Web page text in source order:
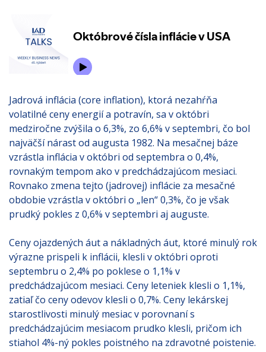
Jadrová inflácia (core inflation), ktorá nezahŕňa
volatilné ceny energií a potravín, sa v októbri
medziročne zvýšila o 6,3%, zo 6,6% v septembri, čo bol
najväčší nárast od augusta 1982. Na mesačnej báze
vzrástla inflácia v októbri od septembra o 0,4%,
rovnakým tempom ako v predchádzajúcom mesiaci.
Rovnako zmena tejto (jadrovej) inflácie za mesačné
obdobie vzrástla v októbri o „len“ 0,3%, čo je však
prudký pokles z 0,6% v septembri aj auguste.
Ceny ojazdených áut a nákladných áut, ktoré minulý rok
výrazne prispeli k inflácii, klesli v októbri oproti
septembru o 2,4% po poklese o 1,1% v
predchádzajúcom mesiaci. Ceny leteniek klesli o 1,1%,
zatiaľ čo ceny odevov klesli o 0,7%. Ceny lekárskej
starostlivosti minulý mesiac v porovnaní s
predchádzajúcim mesiacom prudko klesli, pričom ich
stiahol 4%-ný pokles poistného na zdravotné poistenie.